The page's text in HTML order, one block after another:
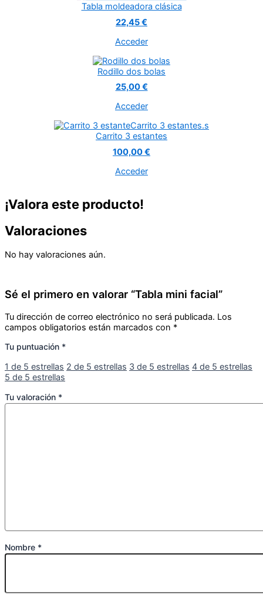
Tabla moldeadora clásica
22,45 €
Acceder
Rodillo dos bolas
25,00 €
Acceder
Carrito 3 estantes
100,00 €
Acceder
¡Valora este producto!
Valoraciones
No hay valoraciones aún.
Sé el primero en valorar “Tabla mini facial”
Tu dirección de correo electrónico no será publicada. Los
campos obligatorios están marcados con *
Tu puntuación *
1 de 5 estrellas 2 de 5 estrellas 3 de 5 estrellas 4 de 5 estrellas
5 de 5 estrellas
Tu valoración *
Nombre *